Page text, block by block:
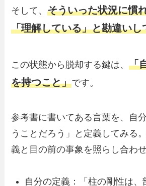
そして、そういった状況に慣
「理解している」と勘違いし
この状態から脱却する鍵は、「
を持つこと」です。
参考書に書いてある言葉を、自
うことだろう」と定義してみる
義と目の前の事象を照らし合わせ
自分の定義：「柱の剛性は、